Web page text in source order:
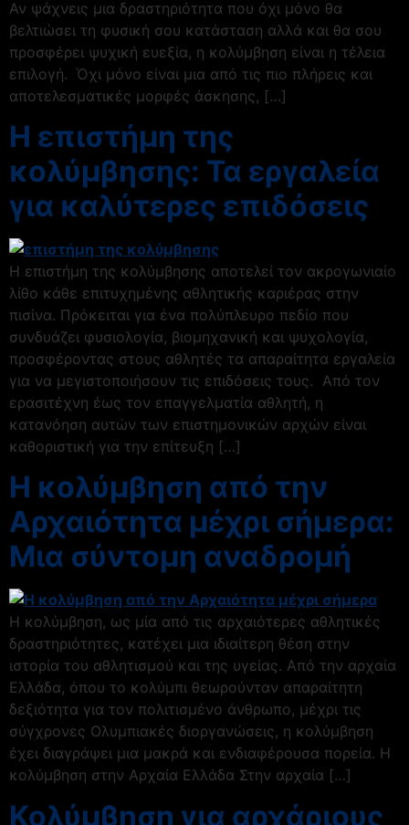
Αν ψάχνεις μια δραστηριότητα που όχι μόνο θα
βελτιώσει τη φυσική σου κατάσταση αλλά και θα σου
προσφέρει ψυχική ευεξία, η κολύμβηση είναι η τέλεια
επιλογή. Όχι μόνο είναι μια από τις πιο πλήρεις και
αποτελεσματικές μορφές άσκησης, […]
Η επιστήμη της
κολύμβησης: Τα εργαλεία
για καλύτερες επιδόσεις
Η επιστήμη της κολύμβησης αποτελεί τον ακρογωνιαίο
λίθο κάθε επιτυχημένης αθλητικής καριέρας στην
πισίνα. Πρόκειται για ένα πολύπλευρο πεδίο που
συνδυάζει φυσιολογία, βιομηχανική και ψυχολογία,
προσφέροντας στους αθλητές τα απαραίτητα εργαλεία
για να μεγιστοποιήσουν τις επιδόσεις τους. Από τον
ερασιτέχνη έως τον επαγγελματία αθλητή, η
κατανόηση αυτών των επιστημονικών αρχών είναι
καθοριστική για την επίτευξη […]
Η κολύμβηση από την
Αρχαιότητα μέχρι σήμερα:
Μια σύντομη αναδρομή
Η κολύμβηση, ως μία από τις αρχαιότερες αθλητικές
δραστηριότητες, κατέχει μια ιδιαίτερη θέση στην
ιστορία του αθλητισμού και της υγείας. Από την αρχαία
Ελλάδα, όπου το κολύμπι θεωρούνταν απαραίτητη
δεξιότητα για τον πολιτισμένο άνθρωπο, μέχρι τις
σύγχρονες Ολυμπιακές διοργανώσεις, η κολύμβηση
έχει διαγράψει μια μακρά και ενδιαφέρουσα πορεία. H
κολύμβηση στην Αρχαία Ελλάδα Στην αρχαία […]
Κολύμβηση για αρχάριους